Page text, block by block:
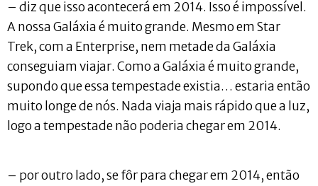
– diz que isso acontecerá em 2014. Isso é impossível.
A nossa Galáxia é muito grande. Mesmo em Star
Trek, com a Enterprise, nem metade da Galáxia
conseguiam viajar. Como a Galáxia é muito grande,
supondo que essa tempestade existia… estaria então
muito longe de nós. Nada viaja mais rápido que a luz,
logo a tempestade não poderia chegar em 2014.
– por outro lado, se fôr para chegar em 2014, então